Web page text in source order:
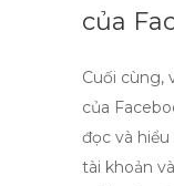
của
Cuối cùng,
của
đọc và
tài khoản